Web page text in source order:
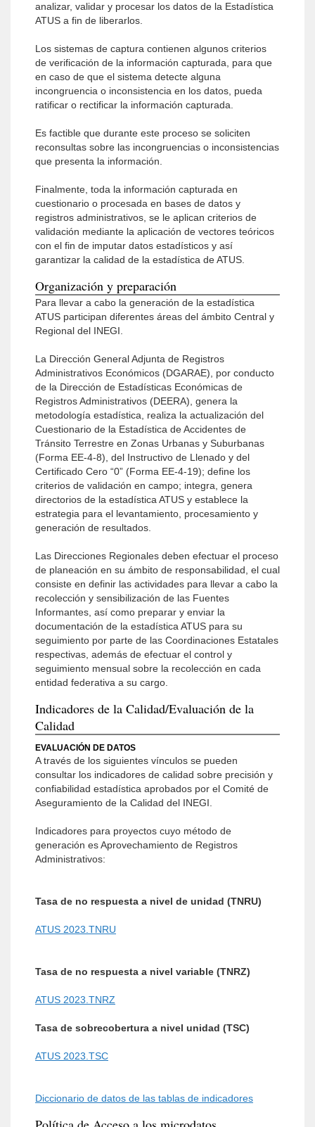
analizar, validar y procesar los datos de la Estadística
ATUS a fin de liberarlos.
Los sistemas de captura contienen algunos criterios
de verificación de la información capturada, para que
en caso de que el sistema detecte alguna
incongruencia o inconsistencia en los datos, pueda
ratificar o rectificar la información capturada.
Es factible que durante este proceso se soliciten
reconsultas sobre las incongruencias o inconsistencias
que presenta la información.
Finalmente, toda la información capturada en
cuestionario o procesada en bases de datos y
registros administrativos, se le aplican criterios de
validación mediante la aplicación de vectores teóricos
con el fin de imputar datos estadísticos y así
garantizar la calidad de la estadística de ATUS.
Organización y preparación
Para llevar a cabo la generación de la estadística
ATUS participan diferentes áreas del ámbito Central y
Regional del INEGI.
La Dirección General Adjunta de Registros
Administrativos Económicos (DGARAE), por conducto
de la Dirección de Estadísticas Económicas de
Registros Administrativos (DEERA), genera la
metodología estadística, realiza la actualización del
Cuestionario de la Estadística de Accidentes de
Tránsito Terrestre en Zonas Urbanas y Suburbanas
(Forma EE-4-8), del Instructivo de Llenado y del
Certificado Cero “0” (Forma EE-4-19); define los
criterios de validación en campo; integra, genera
directorios de la estadística ATUS y establece la
estrategia para el levantamiento, procesamiento y
generación de resultados.
Las Direcciones Regionales deben efectuar el proceso
de planeación en su ámbito de responsabilidad, el cual
consiste en definir las actividades para llevar a cabo la
recolección y sensibilización de las Fuentes
Informantes, así como preparar y enviar la
documentación de la estadística ATUS para su
seguimiento por parte de las Coordinaciones Estatales
respectivas, además de efectuar el control y
seguimiento mensual sobre la recolección en cada
entidad federativa a su cargo.
Indicadores de la Calidad/Evaluación de la
Calidad
EVALUACIÓN DE DATOS
A través de los siguientes vínculos se pueden
consultar los indicadores de calidad sobre precisión y
confiabilidad estadística aprobados por el Comité de
Aseguramiento de la Calidad del INEGI.
Indicadores para proyectos cuyo método de
generación es Aprovechamiento de Registros
Administrativos:
Tasa de no respuesta a nivel de unidad (TNRU)
ATUS 2023.TNRU
Tasa de no respuesta a nivel variable (TNRZ)
ATUS 2023.TNRZ
Tasa de sobrecobertura a nivel unidad (TSC)
ATUS 2023.TSC
Diccionario de datos de las tablas de indicadores